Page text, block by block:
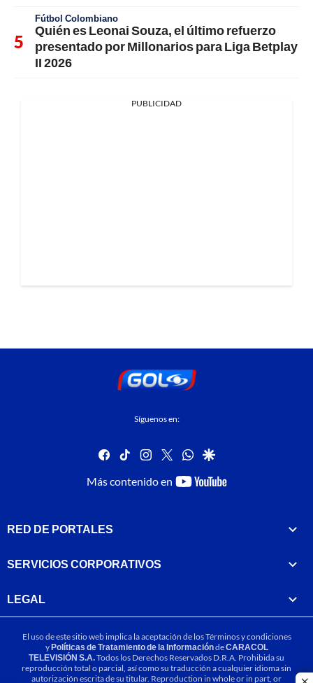
Fútbol Colombiano
Quién es Leonai Souza, el último refuerzo
presentado por Millonarios para Liga Betplay
II 2026
PUBLICIDAD
Síguenos en:
facebook
tiktok instagram
twitterwhatsapp
google
Más contenido en
youtube-
RED DE PORTALES
SERVICIOS CORPORATIVOS
LEGAL
El uso de este sitio web implica la aceptación de losTérminos y condiciones
yPolíticas de Tratamiento de la InformacióndeCARACOL
TELEVISIÓN S.A.Todos los Derechos Reservados D.R.A. Prohibida su
reproducción total o parcial, así como su traducción a cualquier idioma sin
autorización escrita de su titular. Reproduction in whole or in part, or